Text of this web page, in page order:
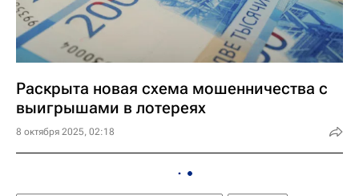
Раскрыта новая схема мошенничества с
выигрышами в лотереях
8 октября 2025, 02:18